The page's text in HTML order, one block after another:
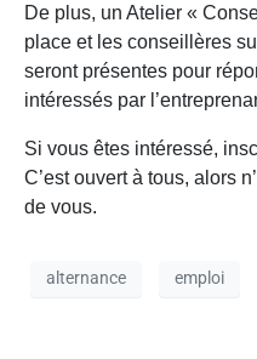
De plus, un Atelier «
place et les conseillères
seront présentes pour
intéressés par
Si vous êtes intéressé,
C’est ouvert à tous, alors
de vous.
alternance emploi